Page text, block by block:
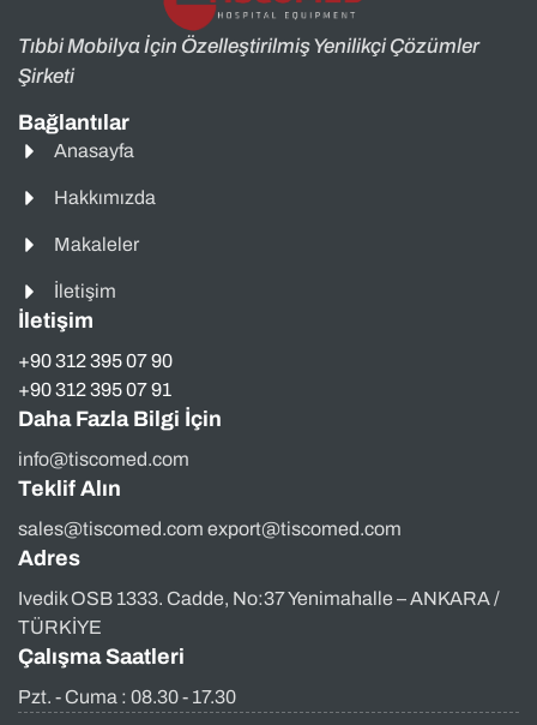
Tıbbi Mobilya İçin Özelleştirilmiş Yenilikçi Çözümler
Şirketi
Bağlantılar
Anasayfa
Hakkımızda
Makaleler
İletişim
İletişim
+90 312 395 07 90
+90 312 395 07 91
Daha Fazla Bilgi İçin
info@tiscomed.com
Teklif Alın
sales@tiscomed.com export@tiscomed.com
Adres
Ivedik OSB 1333. Cadde, No:37 Yenimahalle – ANKARA /
TÜRKİYE
Çalışma Saatleri
Pzt. - Cuma : 08.30 - 17.30